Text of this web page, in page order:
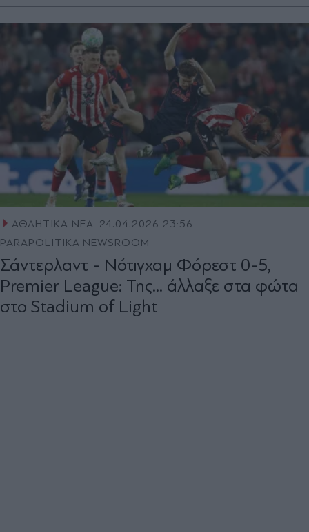
ΑΘΛΗΤΙΚΑ ΝΕΑ 24.04.2026 23:56
PARAPOLITIKA NEWSROOM
Σάντερλαντ - Νότιγχαμ Φόρεστ 0-5,
Premier League: Της... άλλαξε στα φώτα
στο Stadium of Light